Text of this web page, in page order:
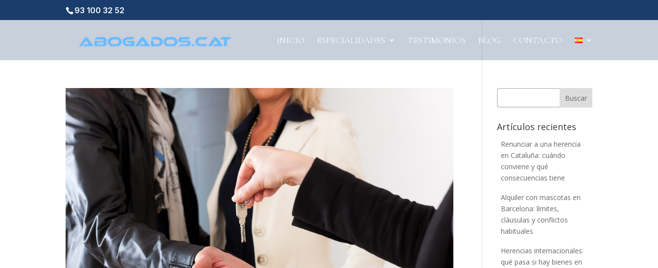
93 100 32 52
INICIO ESPECIALIDADES TESTIMONIOS BLOG CONTACTO
Buscar
Artículos recientes
Renunciar a una herencia
en Cataluña: cuándo
conviene y qué
consecuencias tiene
Alquiler con mascotas en
Barcelona: límites,
cláusulas y conflictos
habituales
Herencias internacionales:
qué pasa si hay bienes en